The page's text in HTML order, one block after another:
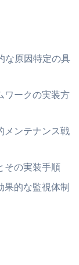
な原因特定の具
ワークの実装方
メンテナンス戦
その実装手順
果的な監視体制